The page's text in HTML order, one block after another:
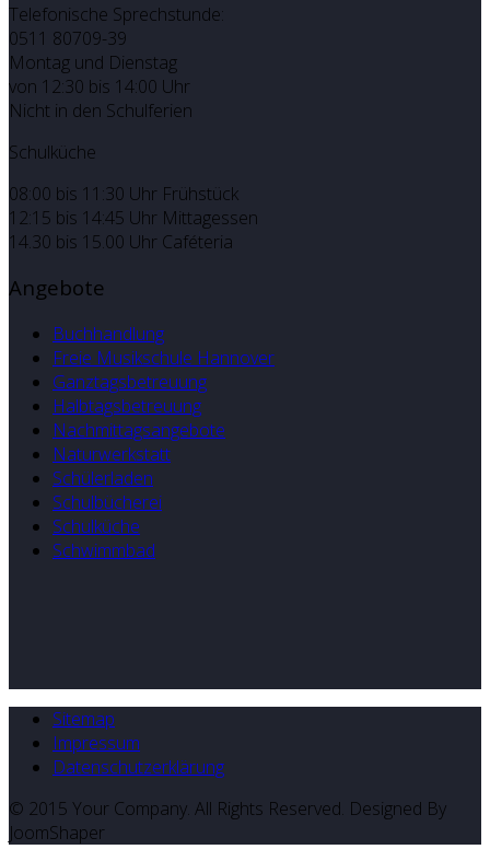
Telefonische Sprechstunde:
0511 80709-39
Montag und Dienstag
von 12:30 bis 14:00 Uhr
Nicht in den Schulferien
Schulküche
08:00 bis 11:30 Uhr Frühstück
12:15 bis 14:45 Uhr Mittagessen
14.30 bis 15.00 Uhr Caféteria
Angebote
Buchhandlung
Freie Musikschule Hannover
Ganztagsbetreuung
Halbtagsbetreuung
Nachmittagsangebote
Naturwerkstatt
Schülerladen
Schulbücherei
Schulküche
Schwimmbad
Sitemap
Impressum
Datenschutzerklärung
© 2015 Your Company. All Rights Reserved. Designed By
JoomShaper